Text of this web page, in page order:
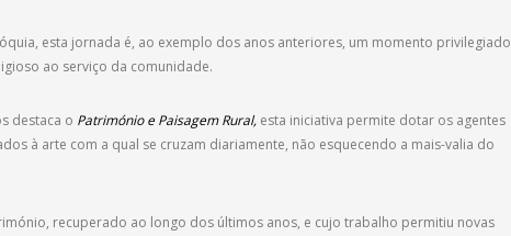
esta jornada é, ao exemplo dos anos anteriores, um momento privilegiado
ao serviço da comunidade.
destaca o Património e Paisagem Rural, esta iniciativa permite dotar os agentes
à arte com a qual se cruzam diariamente, não esquecendo a mais-valia do
recuperado ao longo dos últimos anos, e cujo trabalho permitiu novas